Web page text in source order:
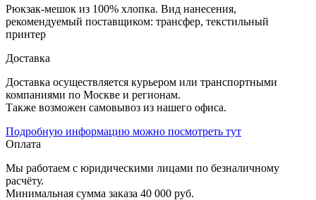
Рюкзак-мешок из 100% хлопка. Вид нанесения,
рекомендуемый поставщиком: трансфер, текстильный
принтер
Доставка
Доставка осуществляется курьером или транспортными
компаниями по Москве и регионам.
Также возможен самовывоз из нашего офиса.
Подробную информацию можно посмотреть тут
Оплата
Мы работаем с юридическими лицами по безналичному
расчёту.
Минимальная сумма заказа 40 000 руб.